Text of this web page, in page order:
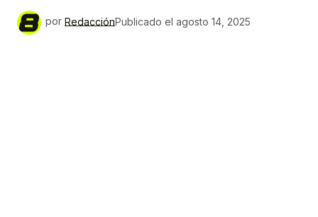
por RedacciónPublicado el agosto 14, 2025